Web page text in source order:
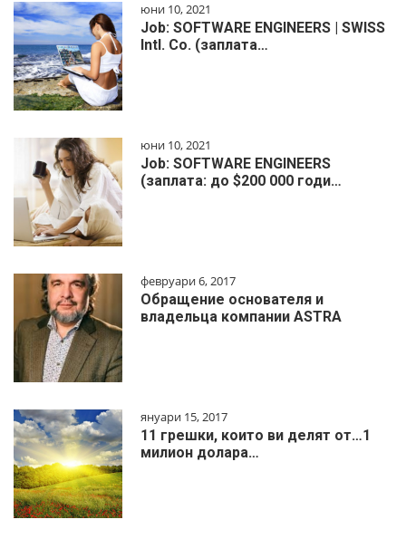
юни 10, 2021
Job: SOFTWARE ENGINEERS | SWISS
Intl. Co. (заплата…
юни 10, 2021
Job: SOFTWARE ENGINEERS
(заплата: до $200 000 годи…
февруари 6, 2017
Обращение основателя и
владельца компании ASTRA
януари 15, 2017
11 грешки, които ви делят от…1
милиoн дoлapa…